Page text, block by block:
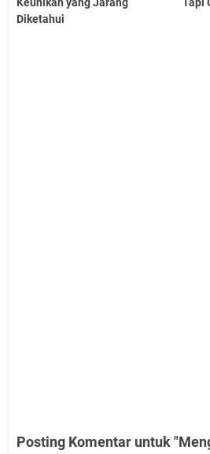
Keunikan yang Jarang
Diketahui
Tapi
Posting Komentar untuk